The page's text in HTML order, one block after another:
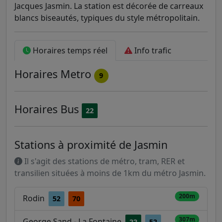
Jacques Jasmin. La station est décorée de carreaux
blancs biseautés, typiques du style métropolitain.
Horaires temps réel Info trafic
Horaires Metro 9
Horaires Bus 22
Stations à proximité de Jasmin
Il s'agit des stations de métro, tram, RER et
transilien situées à moins de 1km du métro Jasmin.
Rodin 52 70 200m
307m